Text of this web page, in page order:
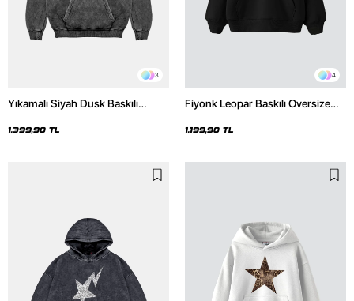
3
Yıkamalı Siyah Dusk Baskılı
1.399,90 TL
4
Fiyonk Leopar Baskılı Oversize
1.199,90 TL